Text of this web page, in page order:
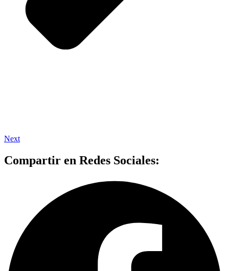
Next
Compartir en Redes Sociales: